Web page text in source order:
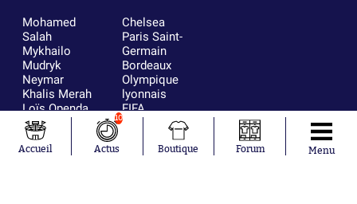
Mohamed
Salah
Mykhailo
Mudryk
Neymar
Khalis Merah
Loïs Openda
Moussa
Niakhaté
Nicolás
Chelsea
Paris Saint-
Germain
Bordeaux
Olympique
lyonnais
FIFA
Real Madrid
RC Strasbourg
AC Milan
Accueil
10
Actus Boutique Forum Menu